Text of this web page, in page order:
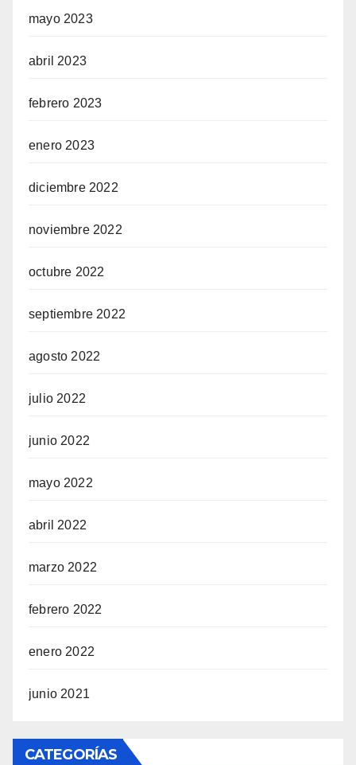
mayo 2023
abril 2023
febrero 2023
enero 2023
diciembre 2022
noviembre 2022
octubre 2022
septiembre 2022
agosto 2022
julio 2022
junio 2022
mayo 2022
abril 2022
marzo 2022
febrero 2022
enero 2022
junio 2021
CATEGORÍAS